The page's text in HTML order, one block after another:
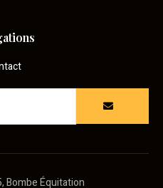
Bombe Équitation